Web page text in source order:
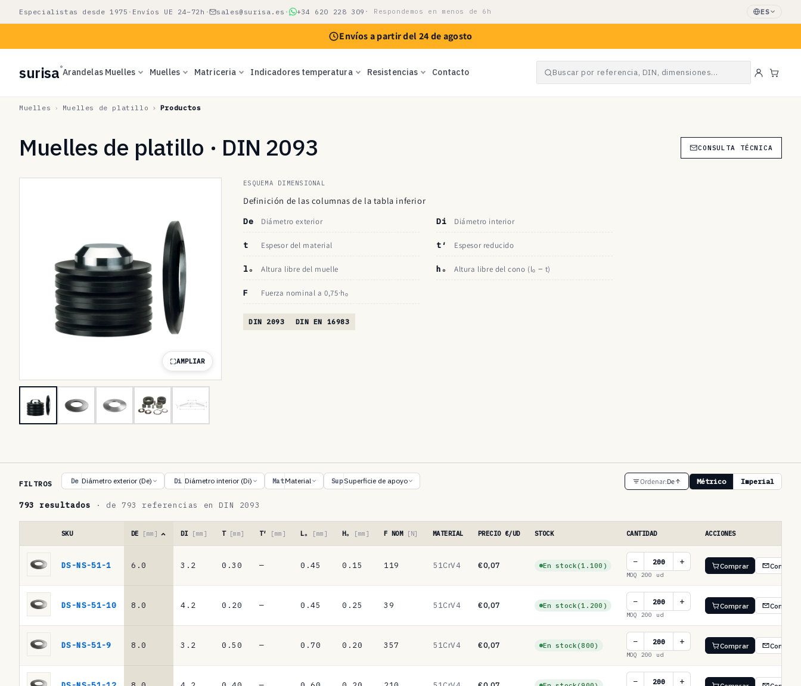
directamente
al contenido
Especialistas desde 1975 · Envíos UE 24–72h · sales@surisa.es · +34 620 228 309 · Respondemos en menos de 6h ES
Envíos a partir del 24 de agosto
surisa®Arandelas Muelles Muelles Matriceria Indicadores temperatura Resistencias Contacto Buscar por referencia, DIN, dimensiones…
Muelles Muelles de platillo Productos
Muelles de platillo · DIN 2093 CONSULTA TÉCNICA
AMPLIAR
ESQUEMA DIMENSIONAL
Definición de las columnas de la tabla inferior
De Diámetro exterior Di Diámetro interior
t Espesor del material t′ Espesor reducido
lₒ Altura libre del muelle hₒ Altura libre del cono (lₒ − t)
F Fuerza nominal a 0,75·hₒ
DIN 2093 DIN EN 16983
a
b
a
e
FILTROS De Diámetro exterior (De) Di Diámetro interior (Di) MatMaterial SupSuperficie de apoyo Ordenar:De Métrico Imperial
793 resultados · de 793 referencias en DIN 2093
muelles
de
DIN
DIN
SKU DE [mm] DI [mm] T [mm] T′ [mm] Lₒ [mm] Hₒ [mm] F NOM [N] MATERIAL PRECIO €/UD STOCK CANTIDAD ACCIONES
DS-NS-51-1 6.0 3.2 0.30 — 0.45 0.15 119 51CrV4 €0,07 En stock(1.100) − +
MOQ 200 ud
Comprar
DS-NS-51-10 8.0 4.2 0.20 — 0.45 0.25 39 51CrV4 €0,07 En stock(1.200) − +
MOQ 200 ud
Comprar
DS-NS-51-9 8.0 3.2 0.50 — 0.70 0.20 357 51CrV4 €0,07 En stock(800) − +
MOQ 200 ud
Comprar
− +